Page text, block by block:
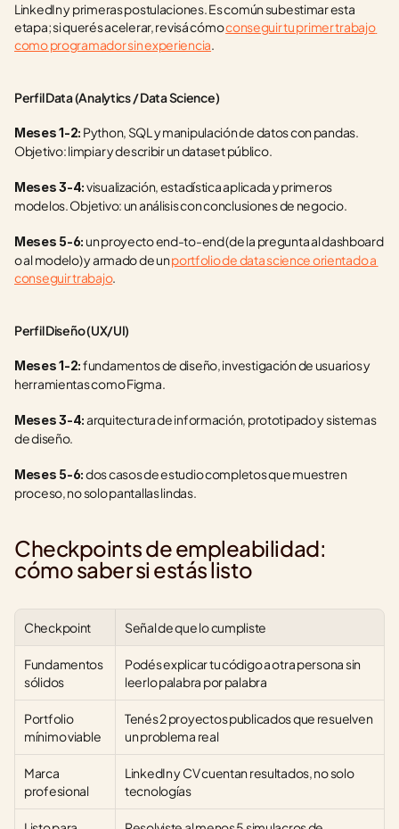
LinkedIn y primeras postulaciones. Es común subestimar esta
etapa; si querés acelerar, revisá cómo conseguir tu primer trabajo
como programador sin experiencia.
Perfil Data (Analytics / Data Science)
Meses 1-2: Python, SQL y manipulación de datos con pandas.
Objetivo: limpiar y describir un dataset público.
Meses 3-4: visualización, estadística aplicada y primeros
modelos. Objetivo: un análisis con conclusiones de negocio.
Meses 5-6: un proyecto end-to-end (de la pregunta al dashboard
o al modelo) y armado de un portfolio de data science orientado a
conseguir trabajo.
Perfil Diseño (UX/UI)
Meses 1-2: fundamentos de diseño, investigación de usuarios y
herramientas como Figma.
Meses 3-4: arquitectura de información, prototipado y sistemas
de diseño.
Meses 5-6: dos casos de estudio completos que muestren
proceso, no solo pantallas lindas.
Checkpoints de empleabilidad:
cómo saber si estás listo
Checkpoint Señal de que lo cumpliste
Fundamentos
sólidos
Podés explicar tu código a otra persona sin
leerlo palabra por palabra
Portfolio
mínimo viable
Tenés 2 proyectos publicados que resuelven
un problema real
Marca
profesional
LinkedIn y CV cuentan resultados, no solo
tecnologías